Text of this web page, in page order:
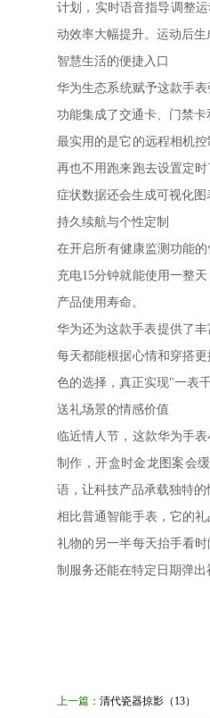
计划，实时语音指导调整
动效率大幅提升。运动后
智慧生活的便捷入口
华为生态系统赋予这款手
功能集成了交通卡、门禁
最实用的是它的远程相机
再也不用跑来跑去设置定
症状数据还会生成可视化
持久续航与个性定制
在开启所有健康监测功能
充电15分钟就能使用一整
产品使用寿命。
华为还为这款手表提供了
每天都能根据心情和穿搭
色的选择，真正实现"一表
送礼场景的情感价值
临近情人节，这款华为手
制作，开盒时金龙图案会
语，让科技产品承载独特的
相比普通智能手表，它的
礼物的另一半每天抬手看
制服务还能在特定日期弹
上一篇： 清代瓷器掠影（13）